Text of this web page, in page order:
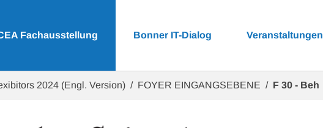
Fachausstellung Bonner IT-Dialog Veranstaltungen
2024 (Engl. Version) FOYER EINGANGSEBENE F 30 - Beh